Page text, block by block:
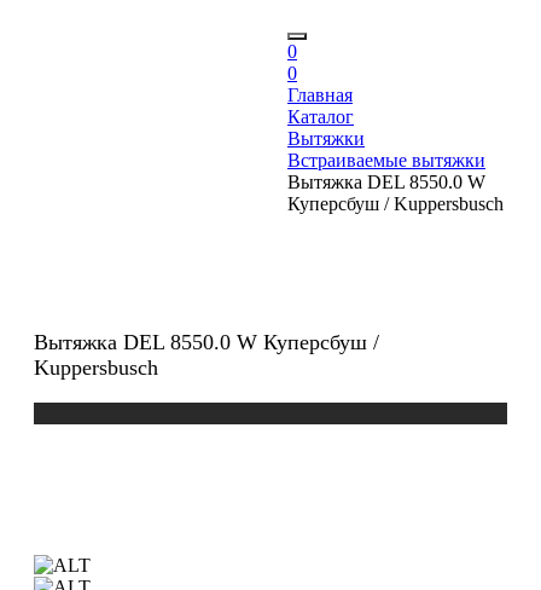
0
0
Главная
Каталог
Вытяжки
Встраиваемые вытяжки
Вытяжка DEL 8550.0 W
Куперсбуш / Kuppersbusch
Вытяжка DEL 8550.0 W Куперсбуш /
Kuppersbusch